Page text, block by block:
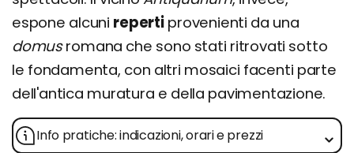
espone alcuni repertiprovenienti da una
domusromana che sono stati ritrovati sotto
le fondamenta, con altri mosaici facenti parte
dell'antica muratura e della pavimentazione.
Info pratiche: indicazioni, orari e prezzi